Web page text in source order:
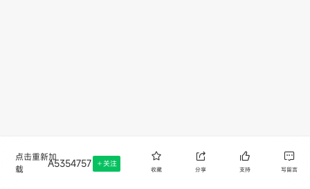
点击重新加
载
A5354757 关注
收藏 分享 支持 写留言